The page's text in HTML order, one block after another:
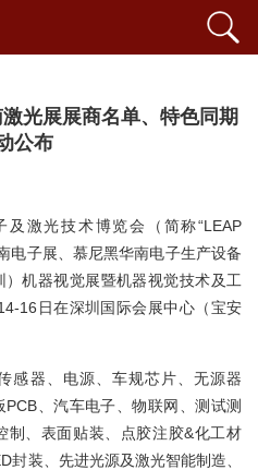
光展展商名单、特色同期
公布
激光技术博览会（简称“LEAP
电子展、慕尼黑华南电子生产设备
机器视觉展暨机器视觉技术及工
16日在深圳国际会展中心（宝安
感器、电源、车规芯片、无源器
、汽车电子、物联网、测试测
制、表面贴装、点胶注胶&化工材
封装、先进光源及激光智能制造、